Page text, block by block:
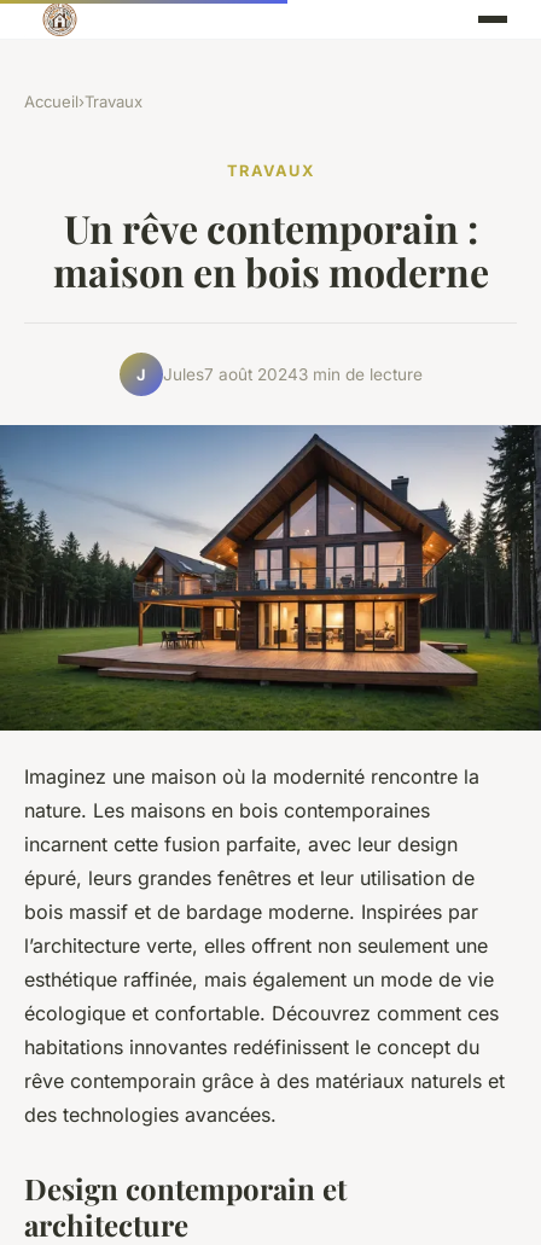
Accueil›Travaux
TRAVAUX
Un rêve contemporain :
maison en bois moderne
J Jules7 août 20243 min de lecture
Imaginez une maison où la modernité rencontre la
nature. Les maisons en bois contemporaines
incarnent cette fusion parfaite, avec leur design
épuré, leurs grandes fenêtres et leur utilisation de
bois massif et de bardage moderne. Inspirées par
l’architecture verte, elles offrent non seulement une
esthétique raffinée, mais également un mode de vie
écologique et confortable. Découvrez comment ces
habitations innovantes redéfinissent le concept du
rêve contemporain grâce à des matériaux naturels et
des technologies avancées.
Design contemporain et
architecture